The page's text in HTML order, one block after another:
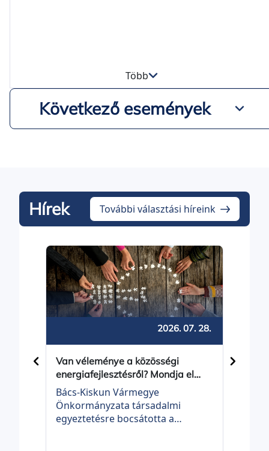
Több
Következő események
Hírek További választási híreink
2026. 07. 28.
Van véleménye a közösségi
energiafejlesztésről? Mondja el
most!
Bács-Kiskun Vármegye
Önkormányzata társadalmi
egyeztetésre bocsátotta a